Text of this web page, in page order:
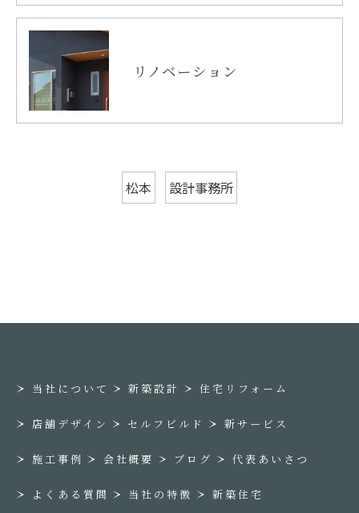
リノベーション
松本 設計事務所
当社について 新築設計 住宅リフォーム
店舗デザイン セルフビルド 新サービス
施工事例 会社概要 ブログ 代表あいさつ
よくある質問 当社の特徴 新築住宅